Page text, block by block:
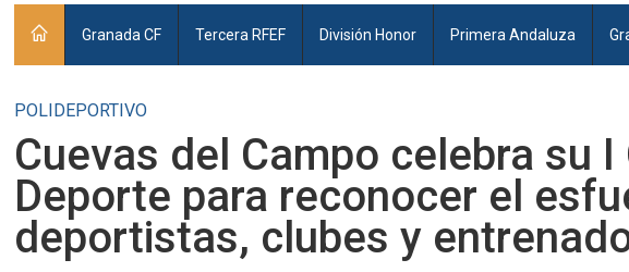
Granada CF Tercera RFEF División Honor Primera Andaluza
POLIDEPORTIVO
Cuevas del Campo celebra su I
Deporte para reconocer el
deportistas, clubes y